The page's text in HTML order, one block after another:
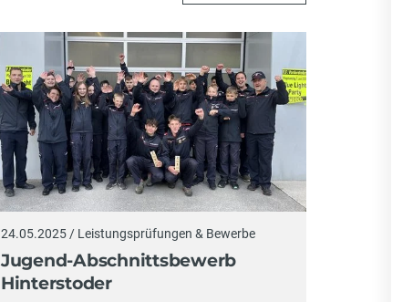
24.05.2025 / Leistungsprüfungen & Bewerbe
Jugend-Abschnittsbewerb
Hinterstoder